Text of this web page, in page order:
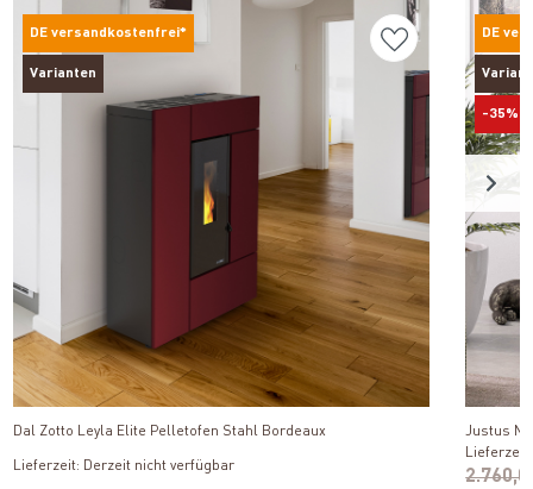
DE versandkostenfrei*
Varianten
Produkt ansehen
Dal Zotto Leyla Elite Pelletofen Stahl Bordeaux
Lieferzeit: Derzeit nicht verfügbar
DE
-35%
Justus